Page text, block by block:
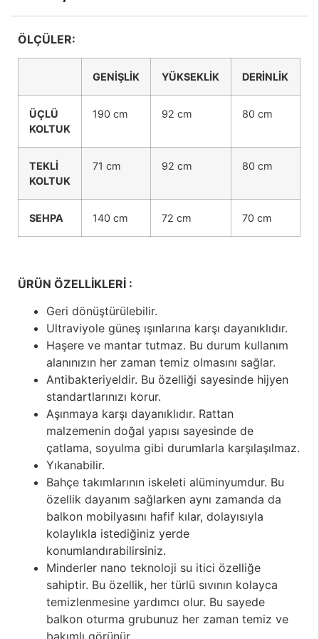
ÖLÇÜLER:
GENİŞLİK YÜKSEKLİK DERİNLİK
ÜÇLÜ
KOLTUK
190 cm 92 cm 80 cm
TEKLİ
KOLTUK
71 cm 92 cm 80 cm
SEHPA 140 cm 72 cm 70 cm
ÜRÜN ÖZELLİKLERİ :
Geri dönüştürülebilir.
Ultraviyole güneş ışınlarına karşı dayanıklıdır.
Haşere ve mantar tutmaz. Bu durum kullanım
alanınızın her zaman temiz olmasını sağlar.
Antibakteriyeldir. Bu özelliği sayesinde hijyen
standartlarınızı korur.
Aşınmaya karşı dayanıklıdır. Rattan
malzemenin doğal yapısı sayesinde de
çatlama, soyulma gibi durumlarla karşılaşılmaz.
Yıkanabilir.
Bahçe takımlarının iskeleti alüminyumdur. Bu
özellik dayanım sağlarken aynı zamanda da
balkon mobilyasını hafif kılar, dolayısıyla
kolaylıkla istediğiniz yerde
konumlandırabilirsiniz.
Minderler nano teknoloji su itici özelliğe
sahiptir. Bu özellik, her türlü sıvının kolayca
temizlenmesine yardımcı olur. Bu sayede
balkon oturma grubunuz her zaman temiz ve